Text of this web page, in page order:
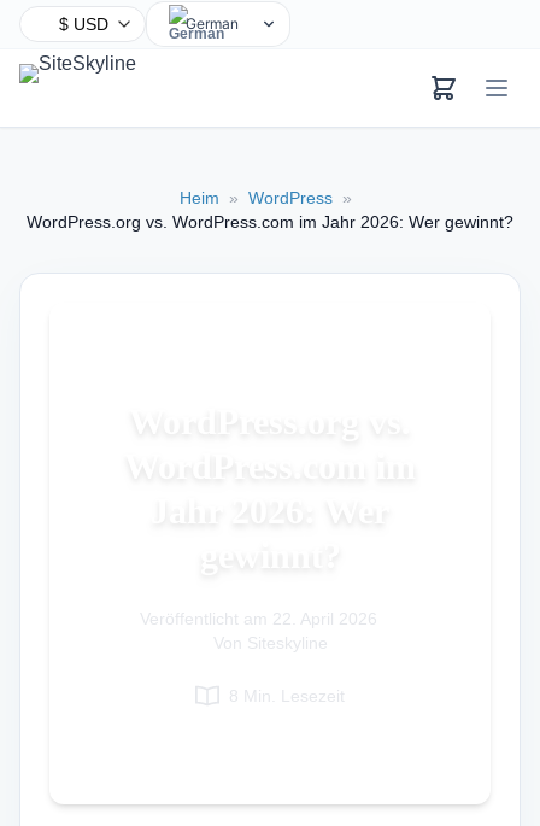
German
Arabic
Danish
Heim » WordPress »
WordPress.org vs. WordPress.com im Jahr 2026: Wer gewinnt?
Veröffentlicht am 22. April 2026
Von Siteskyline
8 Min. Lesezeit